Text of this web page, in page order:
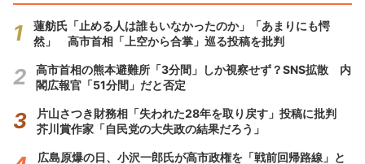
蓮舫氏「止める人は誰もいなかったのか」「あまりにも愕
然」 高市首相「上空から合掌」巡る投稿を批判
高市首相の熊本避難所「3分間」しか視察せず？SNS拡散 内
閣広報官「51分間」だと否定
片山さつき財務相「失われた28年を取り戻す」投稿に批判
芥川賞作家「自民党の大失政の結果だろう」
広島原爆の日、小沢一郎氏が高市政権を「戦前回帰路線」と